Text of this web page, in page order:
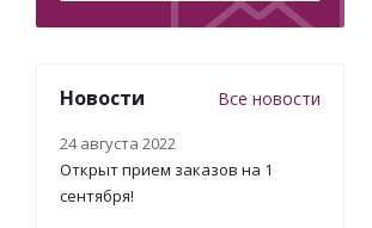
Новости Все новости
24 августа 2022
Открыт прием заказов на 1
сентября!